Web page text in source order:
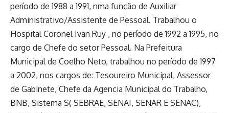
período de 1988 a 1991, nma função de Auxiliar
Administrativo/Assistente de Pessoal. Trabalhou o
Hospital Coronel Ivan Ruy , no período de 1992 a 1995, no
cargo de Chefe do setor Pessoal. Na Prefeitura
Municipal de Coelho Neto, trabalhou no período de 1997
a 2002, nos cargos de: Tesoureiro Municipal, Assessor
de Gabinete, Chefe da Agencia Municipal do Trabalho,
BNB, Sistema S( SEBRAE, SENAI, SENAR E SENAC),